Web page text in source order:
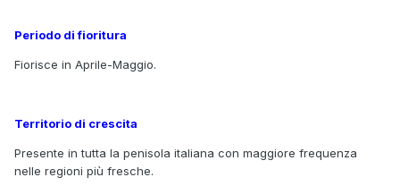
Periodo di fioritura
Fiorisce in Aprile-Maggio.
Territorio di crescita
Presente in tutta la penisola italiana con maggiore frequenza
nelle regioni più fresche.